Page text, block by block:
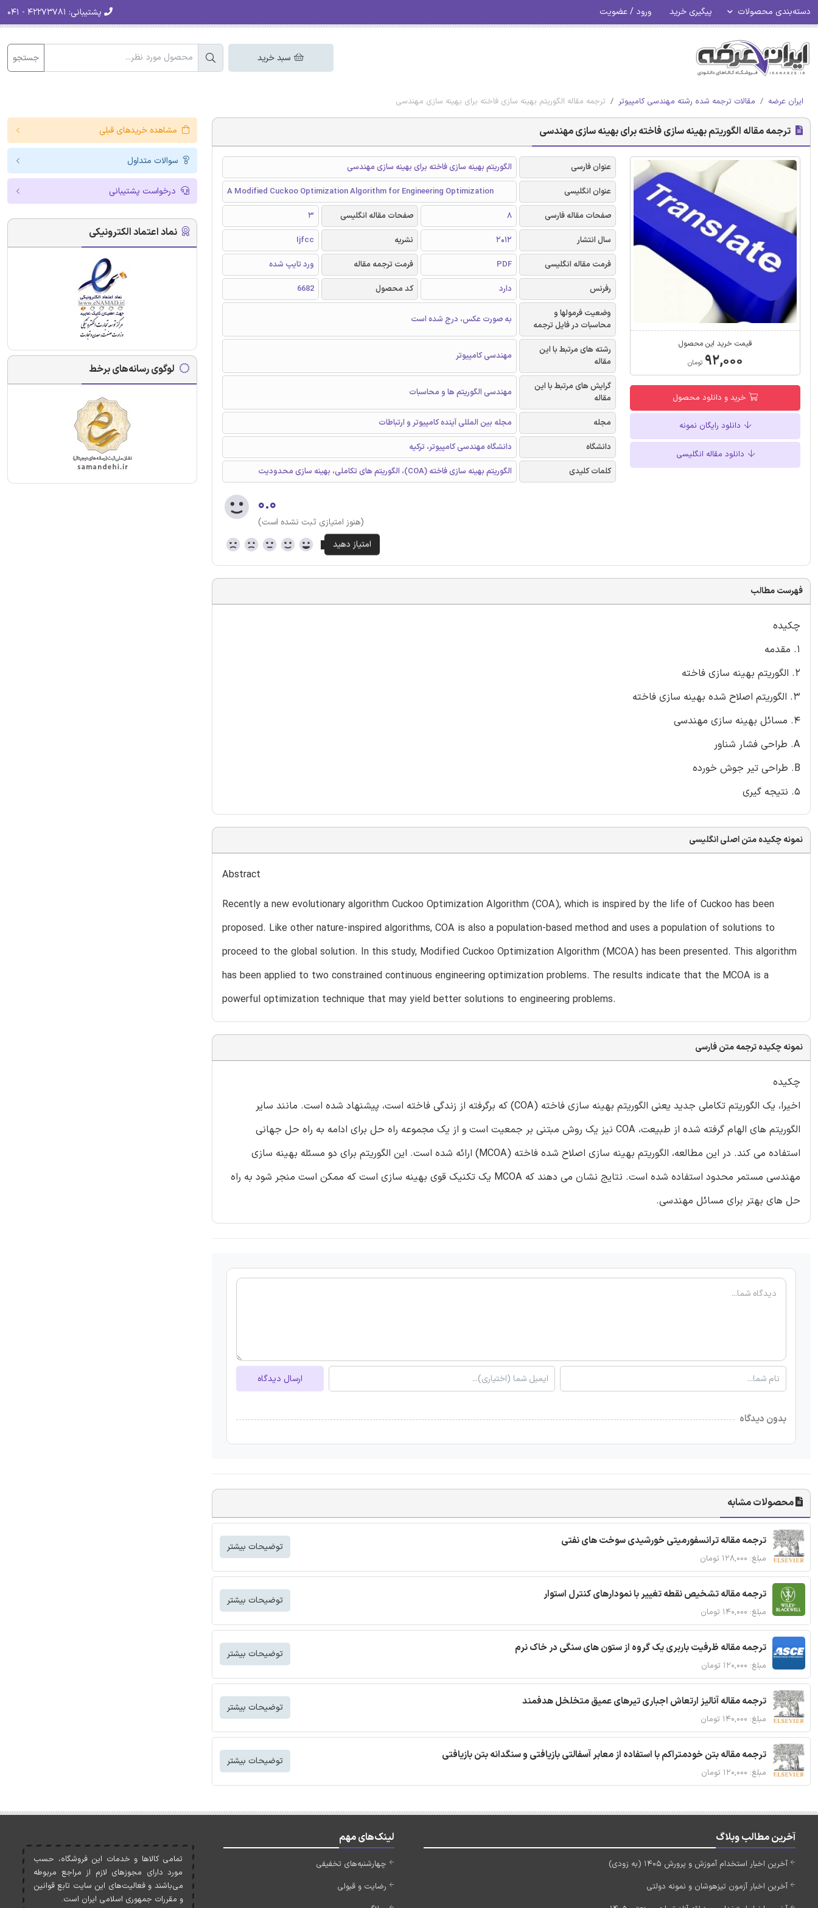
دسته‌بندی محصولات پیگیری خرید ورود / عضویت پشتیبانی:
سبد خرید جستجو
ایران عرضه مقالات ترجمه شده رشته مهندسی کامپیوتر ترجمه مقاله الگوریتم بهینه سازی فاخته برای بهینه سازی مهندسی
ترجمه مقاله الگوریتم بهینه سازی فاخته برای بهینه سازی مهندسی
قیمت خرید این محصول
۹۲,۰۰۰ تومان
خرید و دانلود محصول
دانلود رایگان نمونه
دانلود مقاله انگلیسی
عنوان فارسی
الگوریتم بهینه سازی فاخته برای بهینه سازی مهندسی
عنوان انگلیسی
A Modified Cuckoo Optimization Algorithm for Engineering Optimization
صفحات مقاله فارسی
8 صفحات مقاله انگلیسی
3
سال انتشار
2012 نشریه
Ijfcc
فرمت مقاله انگلیسی
PDF فرمت ترجمه مقاله
ورد تایپ شده
رفرنس
دارد کد محصول
6682
وضعیت فرمولها و
محاسبات در فایل ترجمه
به صورت عکس، درج شده است
رشته های مرتبط با این
مقاله
مهندسی کامپیوتر
گرایش های مرتبط با این
مقاله
مهندسی الگوریتم ها و محاسبات
مجله
مجله بین المللی آینده کامپیوتر و ارتباطات
دانشگاه
دانشگاه مهندسی کامپیوتر، ترکیه
کلمات کلیدی
الگوریتم بهینه سازی فاخته (COA)، الگوریتم های تکاملی، بهینه سازی محدودیت
۰.۰
(هنوز امتیازی ثبت نشده است)
فهرست مطالب
چکیده
1. مقدمه
2. الگوریتم بهینه سازی فاخته
3. الگوریتم اصلاح شده بهینه سازی فاخته
4. مسائل بهینه سازی مهندسی
A. طراحی فشار شناور
B. طراحی تیر جوش خورده
5. نتیجه گیری
نمونه چکیده متن اصلی انگلیسی
Abstract
Recently a new evolutionary algorithm Cuckoo Optimization Algorithm (COA), which is inspired by the life of Cuckoo has been
proposed. Like other nature-inspired algorithms, COA is also a population-based method and uses a population of solutions to
proceed to the global solution. In this study, Modified Cuckoo Optimization Algorithm (MCOA) has been presented. This algorithm
has been applied to two constrained continuous engineering optimization problems. The results indicate that the MCOA is a
powerful optimization technique that may yield better solutions to engineering problems.
نمونه چکیده ترجمه متن فارسی
چکیده
اخیرا، یک الگوریتم تکاملی جدید یعنی الگوریتم بهینه سازی فاخته (COA) که برگرفته از زندگی فاخته است، پیشنهاد شده است. مانند سایر
الگوریتم های الهام گرفته شده از طبیعت، COA نیز یک روش مبتنی بر جمعیت است و از یک مجموعه راه حل برای ادامه به راه حل جهانی
استفاده می کند. در این مطالعه، الگوریتم بهینه سازی اصلاح شده فاخته (MCOA) ارائه شده است. این الگوریتم برای دو مسئله بهینه سازی
مهندسی مستمر محدود استفاده شده است. نتایج نشان می دهند که MCOA یک تکنیک قوی بهینه سازی است که ممکن است منجر شود به راه
حل های بهتر برای مسائل مهندسی.
ارسال دیدگاه
بدون دیدگاه
محصولات مشابه
ترجمه مقاله ترانسفورمیتی خورشیدی سوخت های نفتی
مبلغ: ۱۲۸,۰۰۰ تومان
توضیحات بیشتر
ترجمه مقاله تشخیص نقطه تغییر با نمودارهای کنترل استوار
مبلغ: ۱۴۰,۰۰۰ تومان
توضیحات بیشتر
ترجمه مقاله ظرفیت باربری یک گروه از ستون های سنگی در خاک نرم
مبلغ: ۱۲۰,۰۰۰ تومان
توضیحات بیشتر
ترجمه مقاله آنالیز ارتعاش اجباری تیرهای عمیق متخلخل هدفمند
مبلغ: ۱۴۰,۰۰۰ تومان
توضیحات بیشتر
ترجمه مقاله بتن خودمتراکم با استفاده از معابر آسفالتی بازیافتی و سنگدانه بتن بازیافتی
مبلغ: ۱۲۰,۰۰۰ تومان
توضیحات بیشتر
مشاهده خریدهای قبلی
سوالات متداول
درخواست پشتیبانی
نماد اعتماد الکترونیکی
لوگوی رسانه‌های برخط
آخرین مطالب وبلاگ
آخرین اخبار استخدام آموزش و پرورش 1405 (به زودی)
آخرین اخبار آزمون تیزهوشان و نمونه دولتی
لینک‌های مهم
چهارشنبه‌های تخفیفی
رضایت و قبولی
تمامی کالاها و خدمات اين فروشگاه، حسب
مورد دارای مجوزهای لازم از مراجع مربوطه
می‌باشند و فعاليت‌های اين سايت تابع قوانين
و مقررات جمهوری اسلامی ايران است.